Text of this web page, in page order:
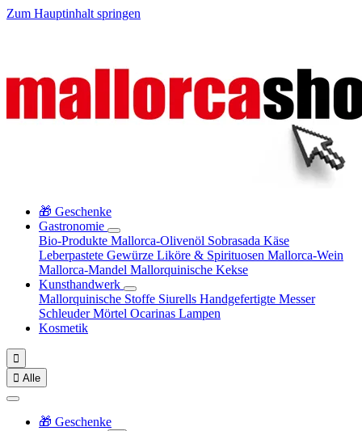
Zum Hauptinhalt springen
🎁 Geschenke
Gastronomie
Bio-Produkte Mallorca-Olivenöl Sobrasada Käse
Leberpastete Gewürze Liköre & Spirituosen Mallorca-Wein
Mallorca-Mandel Mallorquinische Kekse
Kunsthandwerk
Mallorquinische Stoffe Siurells Handgefertigte Messer
SchleuderMörtel Ocarinas Lampen
Kosmetik

 Alle
🎁 Geschenke